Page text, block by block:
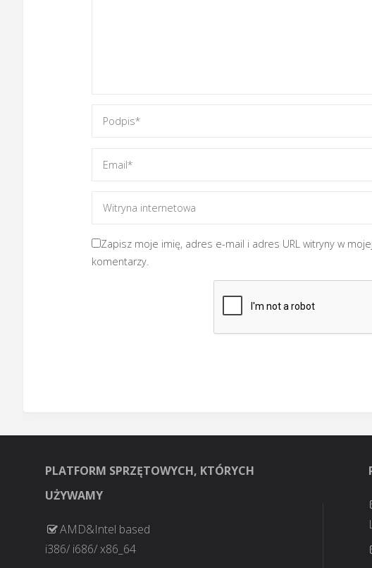
Zapisz moje imię, adres e-mail i adres URL witryny w
komentarzy.
PLATFORM SPRZĘTOWYCH, KTÓRYCH
UŻYWAMY
AMD&Intel based
i386/ i686/ x86_64